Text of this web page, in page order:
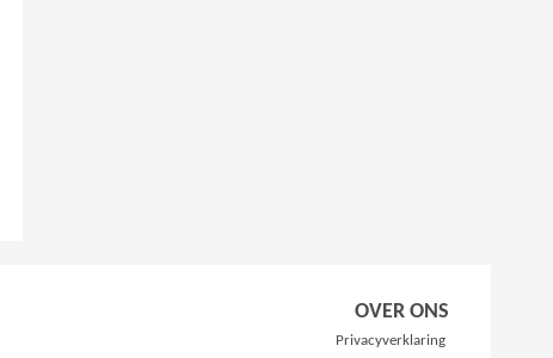
OVER ONS
Privacyverklaring